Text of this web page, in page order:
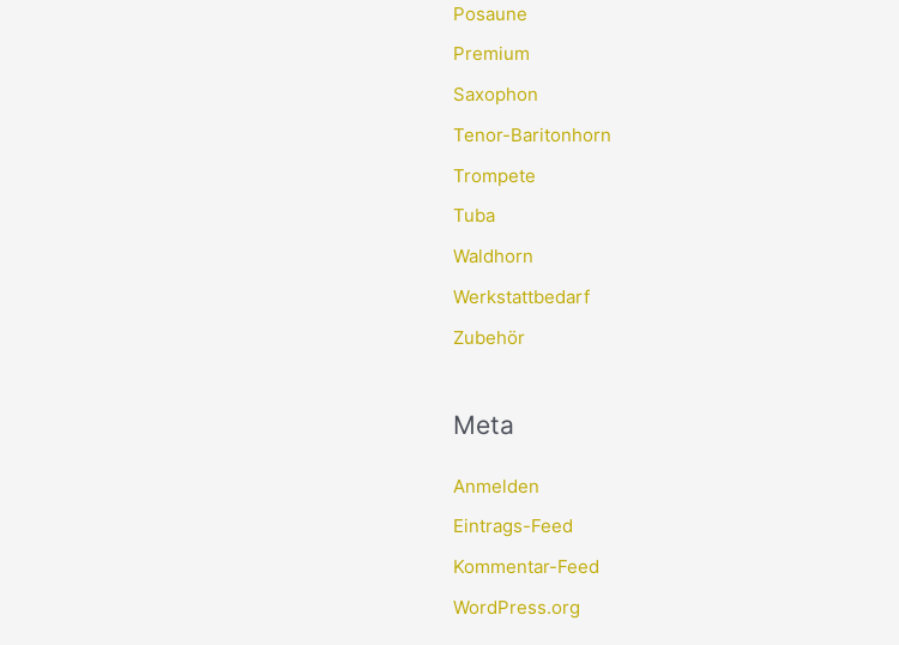
Posaune
Premium
Saxophon
Tenor-Baritonhorn
Trompete
Tuba
Waldhorn
Werkstattbedarf
Zubehör
Meta
Anmelden
Eintrags-Feed
Kommentar-Feed
WordPress.org